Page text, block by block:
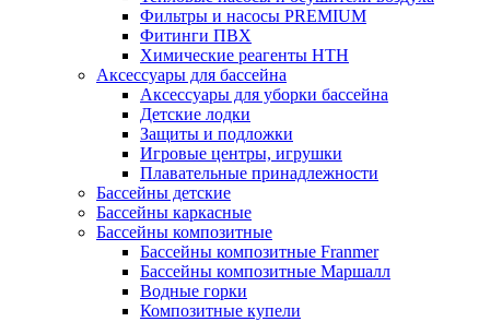
Фильтры и насосы PREMIUM
Фитинги ПВХ
Химические реагенты HTH
Аксессуары для бассейна
Аксессуары для уборки бассейна
Детские лодки
Защиты и подложки
Игровые центры, игрушки
Плавательные принадлежности
Бассейны детские
Бассейны каркасные
Бассейны композитные
Бассейны композитные Franmer
Бассейны композитные Маршалл
Водные горки
Композитные купели